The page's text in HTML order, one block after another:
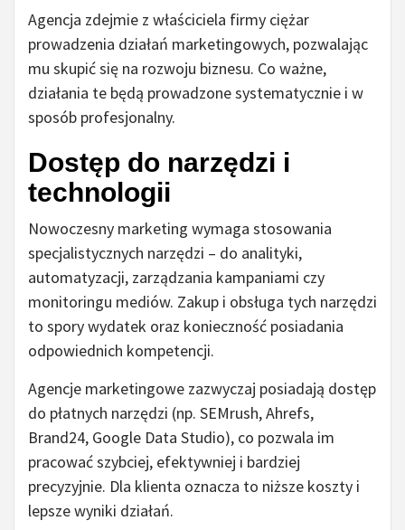
Agencja zdejmie z właściciela firmy ciężar
prowadzenia działań marketingowych, pozwalając
mu skupić się na rozwoju biznesu. Co ważne,
działania te będą prowadzone systematycznie i w
sposób profesjonalny.
Dostęp do narzędzi i
technologii
Nowoczesny marketing wymaga stosowania
specjalistycznych narzędzi – do analityki,
automatyzacji, zarządzania kampaniami czy
monitoringu mediów. Zakup i obsługa tych narzędzi
to spory wydatek oraz konieczność posiadania
odpowiednich kompetencji.
Agencje marketingowe zazwyczaj posiadają dostęp
do płatnych narzędzi (np. SEMrush, Ahrefs,
Brand24, Google Data Studio), co pozwala im
pracować szybciej, efektywniej i bardziej
precyzyjnie. Dla klienta oznacza to niższe koszty i
lepsze wyniki działań.